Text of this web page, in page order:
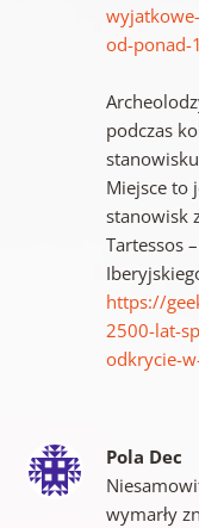
od-ponad-
podczas
Miejsce to
stanowisk
Tartessos
https://
2500-lat-
odkrycie-
Pola Dec
wymarły